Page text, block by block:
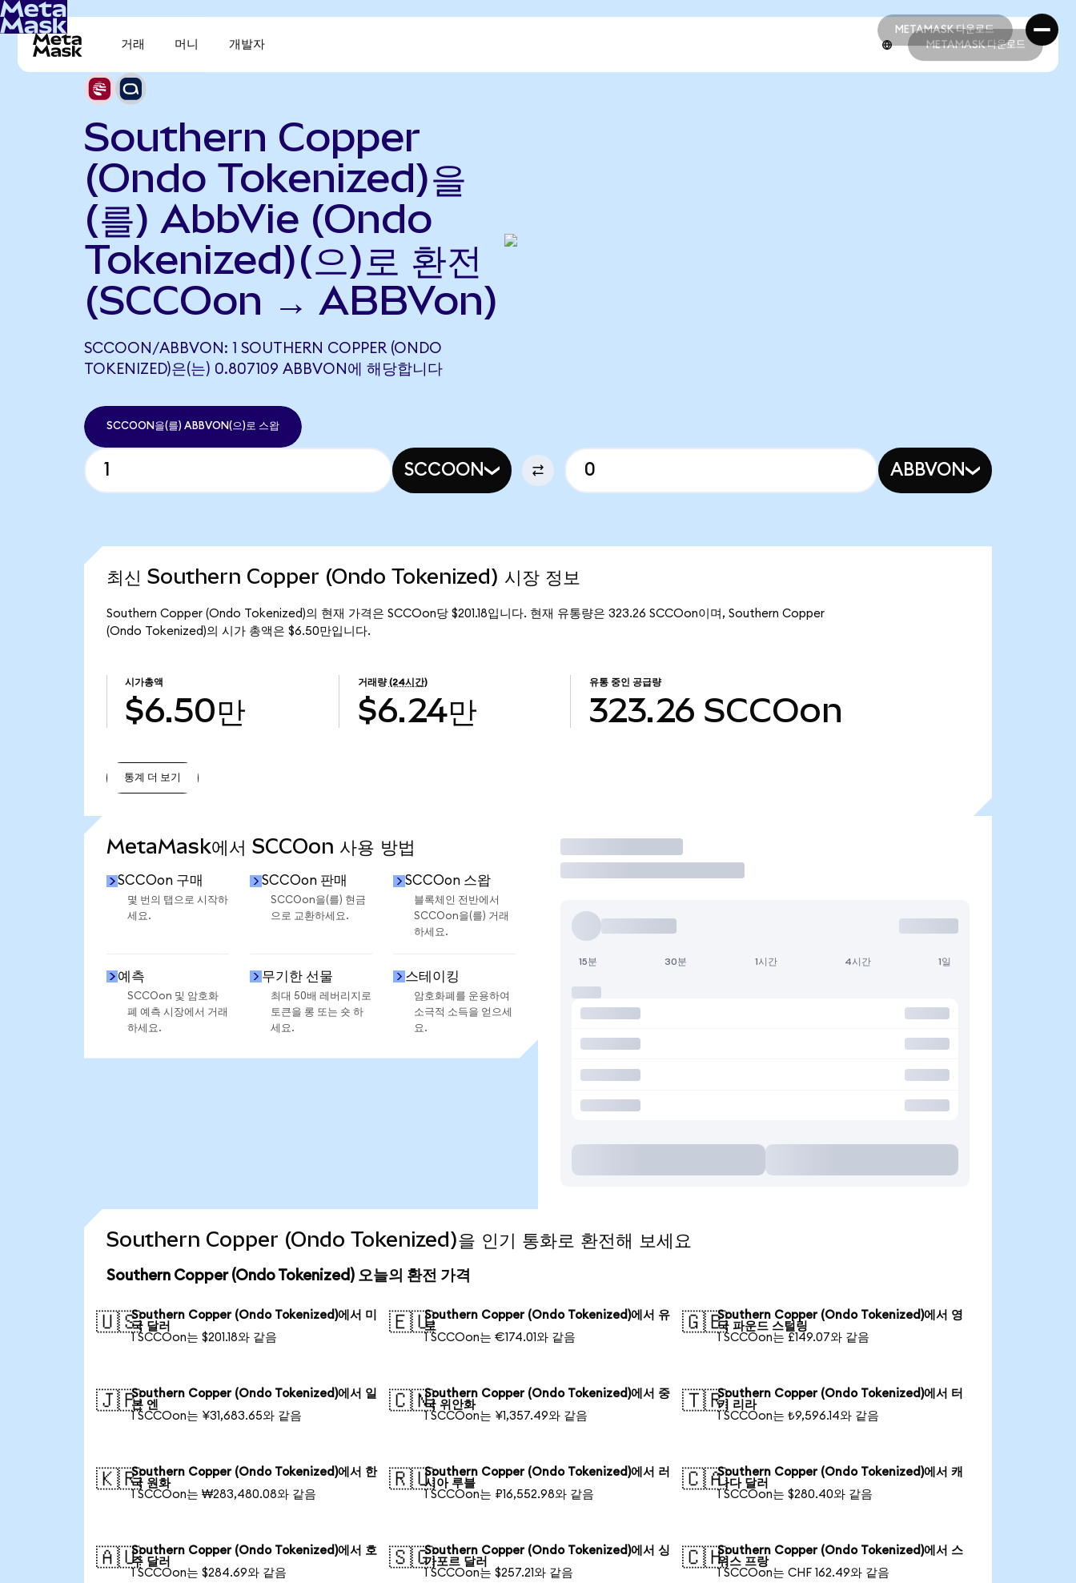
METAMASK 다운로드
METAMASK 다운로드
거래 머니 개발자 METAMASK 다운로드
Southern Copper
(Ondo Tokenized)을
(를) AbbVie (Ondo
Tokenized)(으)로 환전
(SCCOon → ABBVon)
SCCOON/ABBVON: 1 SOUTHERN COPPER (ONDO
TOKENIZED)은(는) 0.807109 ABBVON에 해당합니다
SCCOON을(를) ABBVON(으)로 스왑
SCCOON ABBVON
최신 Southern Copper (Ondo Tokenized) 시장 정보
Southern Copper (Ondo Tokenized)의 현재 가격은 SCCOon당 $201.18입니다. 현재 유통량은 323.26 SCCOon이며, Southern Copper
(Ondo Tokenized)의 시가 총액은 $6.50만입니다.
시가총액
$6.50만
거래량 (24시간)
$6.24만
유통 중인 공급량
323.26 SCCOon
통계 더 보기
MetaMask에서 SCCOon 사용 방법
SCCOon 구매
몇 번의 탭으로 시작하
세요.
SCCOon 판매
SCCOon을(를) 현금
으로 교환하세요.
SCCOon 스왑
블록체인 전반에서
SCCOon을(를) 거래
하세요.
예측
SCCOon 및 암호화
폐 예측 시장에서 거래
하세요.
무기한 선물
최대 50배 레버리지로
토큰을 롱 또는 숏 하
세요.
스테이킹
암호화폐를 운용하여
소극적 소득을 얻으세
요.
거래
15분 30분 1시간 4시간 1일
Southern Copper (Ondo Tokenized)을 인기 통화로 환전해 보세요
Southern Copper (Ondo Tokenized) 오늘의 환전 가격
🇺🇸Southern Copper (Ondo Tokenized)에서 미
국 달러
1 SCCOon는 $201.18와 같음
🇪🇺Southern Copper (Ondo Tokenized)에서 유
로
1 SCCOon는 €174.01와 같음
🇬🇧Southern Copper (Ondo Tokenized)에서 영
국 파운드 스털링
1 SCCOon는 £149.07와 같음
🇯🇵Southern Copper (Ondo Tokenized)에서 일
본 엔
1 SCCOon는 ¥31,683.65와 같음
🇨🇳Southern Copper (Ondo Tokenized)에서 중
국 위안화
1 SCCOon는 ¥1,357.49와 같음
🇹🇷Southern Copper (Ondo Tokenized)에서 터
키 리라
1 SCCOon는 ₺9,596.14와 같음
🇰🇷Southern Copper (Ondo Tokenized)에서 한
국 원화
1 SCCOon는 ₩283,480.08와 같음
🇷🇺Southern Copper (Ondo Tokenized)에서 러
시아 루블
1 SCCOon는 ₽16,552.98와 같음
🇨🇦Southern Copper (Ondo Tokenized)에서 캐
나다 달러
1 SCCOon는 $280.40와 같음
🇦🇺Southern Copper (Ondo Tokenized)에서 호
주 달러
1 SCCOon는 $284.69와 같음
🇸🇬Southern Copper (Ondo Tokenized)에서 싱
가포르 달러
1 SCCOon는 $257.21와 같음
🇨🇭Southern Copper (Ondo Tokenized)에서 스
위스 프랑
1 SCCOon는 CHF 162.49와 같음